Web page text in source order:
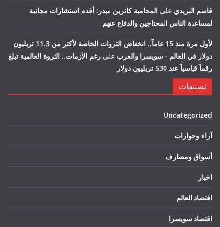
قاسم البريدي على المحامية كاترين ميدر: أقدم استشارات مجانية
لمساعدة الناس المحتاجين والدفاع عنهم
لأول مرة منذ 15 عاماً.. انخفاض الثروات الخاصة لأكثر من 11.3 تريليون
دولار في العالم - سويسرا والعرب على رغم الأزمات.. الثروة العالمية تبلغ
رقماً قياسياً عند 530 تريليون دولار
تصنيفات
Uncategorized
آراء وحوارات
أسواق ومصارف
اخبار
اقتصاد العالم
اقتصاد سويسرا